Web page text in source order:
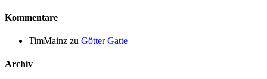
Kommentare
TimMainz zu Götter Gatte
Archiv